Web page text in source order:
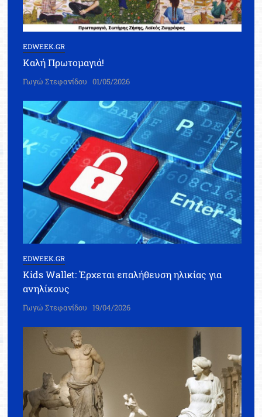
EDWEEK.GR
Καλή Πρωτομαγιά!
Γωγώ Στεφανίδου 01/05/2026
EDWEEK.GR
Kids Wallet: Έρχεται επαλήθευση ηλικίας για
ανηλίκους
Γωγώ Στεφανίδου 19/04/2026